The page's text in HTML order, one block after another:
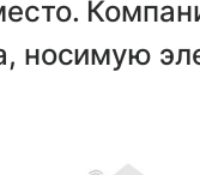
носимую